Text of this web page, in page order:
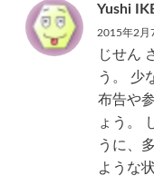
Yushi
2015年2月
じせん
う。 少
布告や
ょう。
うに、
ような